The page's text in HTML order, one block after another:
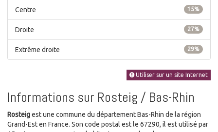
15%
Centre
27%
Droite
29%
Extrême droite
Utiliser sur un site Internet
Informations sur Rosteig / Bas-Rhin
Rosteigest une commune du département Bas-Rhin de la région
Grand-Est en France. Son code postal est le 67290, il est utilisé par